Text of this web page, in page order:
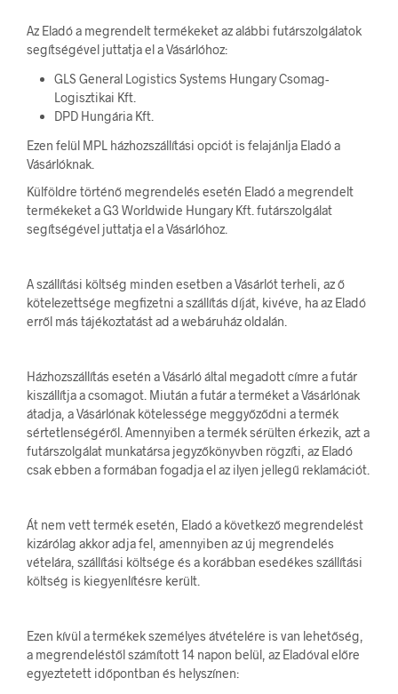
Az Eladó a megrendelt termékeket az alábbi futárszolgálatok
segítségével juttatja el a Vásárlóhoz:
GLS General Logistics Systems Hungary Csomag-
Logisztikai Kft.
DPD Hungária Kft.
Ezen felül MPL házhozszállítási opciót is felajánlja Eladó a
Vásárlóknak.
Külföldre történő megrendelés esetén Eladó a megrendelt
termékeket a G3 Worldwide Hungary Kft. futárszolgálat
segítségével juttatja el a Vásárlóhoz.
A szállítási költség minden esetben a Vásárlót terheli, az ő
kötelezettsége megfizetni a szállítás díját, kivéve, ha az Eladó
erről más tájékoztatást ad a webáruház oldalán.
Házhozszállítás esetén a Vásárló által megadott címre a futár
kiszállítja a csomagot. Miután a futár a terméket a Vásárlónak
átadja, a Vásárlónak kötelessége meggyőződni a termék
sértetlenségéről. Amennyiben a termék sérülten érkezik, azt a
futárszolgálat munkatársa jegyzőkönyvben rögzíti, az Eladó
csak ebben a formában fogadja el az ilyen jellegű reklamációt.
Át nem vett termék esetén, Eladó a következő megrendelést
kizárólag akkor adja fel, amennyiben az új megrendelés
vételára, szállítási költsége és a korábban esedékes szállítási
költség is kiegyenlítésre került.
Ezen kívül a termékek személyes átvételére is van lehetőség,
a megrendeléstől számított 14 napon belül, az Eladóval előre
egyeztetett időpontban és helyszínen: